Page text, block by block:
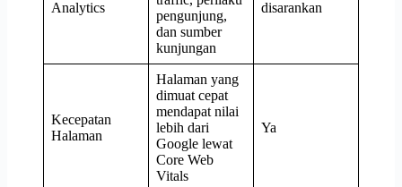
Analytics
pengunjung,
dan sumber
kunjungan
disarankan
Kecepatan
Halaman
Halaman yang
dimuat cepat
mendapat nilai
lebih dari
Google lewat
Core Web
Vitals
Ya